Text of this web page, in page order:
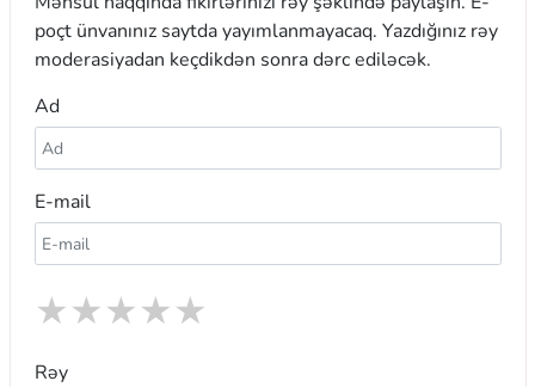
poçt ünvanınız saytda yayımlanmayacaq. Yazdığınız rəy
moderasiyadan keçdikdən sonra dərc ediləcək.
Ad
E-mail
★
★
★
★
★
Rəy